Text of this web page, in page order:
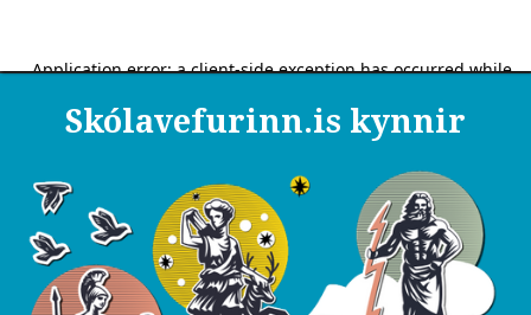
Skólavefurinn.is kynnir